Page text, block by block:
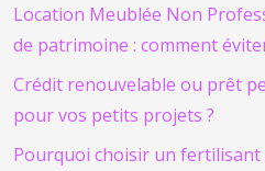
Location Meublée Non
de patrimoine : comment
Crédit renouvelable ou prêt
pour vos petits projets ?
Pourquoi choisir un